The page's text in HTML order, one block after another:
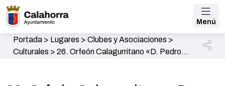
Menú
Portada> Lugares > Clubes y Asociaciones >
Culturales > 26. Orfeón Calagurritano «D. Pedro